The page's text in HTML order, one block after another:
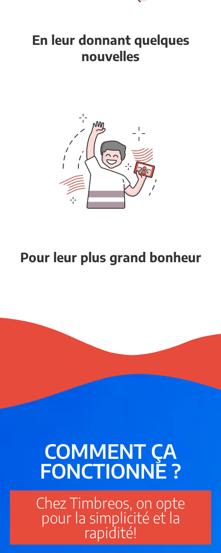
En leur donnant quelques
nouvelles
Pour leur plus grand bonheur
COMMENT ÇA
FONCTIONNE ?
Chez Timbreos, on opte
pour la simplicité et la
rapidité!